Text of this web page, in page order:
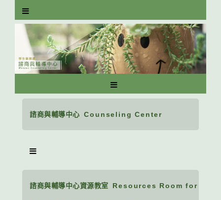
諮商與輔導中心 Counseling Center
諮商與輔導中心資源教室 Resources Room for